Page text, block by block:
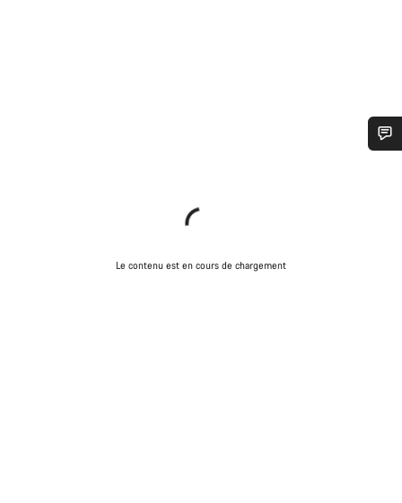
Le contenu est en cours de chargement
Nos experts du service client vous attendent pour